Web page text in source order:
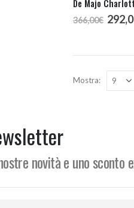
De Majo
366,00€ Il
prezzo
Mostra:
novità e uno sconto